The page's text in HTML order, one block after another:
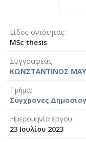
Είδος οντότητας
MSc thesis
Συγγραφέας
ΚΩΝΣΤΑΝΤΙΝΟΣ
Τμήμα
Σύγχρονες
Ημερομηνία έργου
23 Ιουλίου 2023